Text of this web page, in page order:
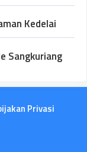
Kedelai
Sangkuriang
Privasi